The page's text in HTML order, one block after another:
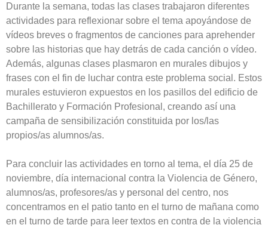
Durante la semana, todas las clases trabajaron diferentes
actividades para reflexionar sobre el tema apoyándose de
vídeos breves o fragmentos de canciones para aprehender
sobre las historias que hay detrás de cada canción o vídeo.
Además, algunas clases plasmaron en murales dibujos y
frases con el fin de luchar contra este problema social. Estos
murales estuvieron expuestos en los pasillos del edificio de
Bachillerato y Formación Profesional, creando así una
campaña de sensibilización constituida por los/las
propios/as alumnos/as.
Para concluir las actividades en torno al tema, el día 25 de
noviembre, día internacional contra la Violencia de Género,
alumnos/as, profesores/as y personal del centro, nos
concentramos en el patio tanto en el turno de mañana como
en el turno de tarde para leer textos en contra de la violencia